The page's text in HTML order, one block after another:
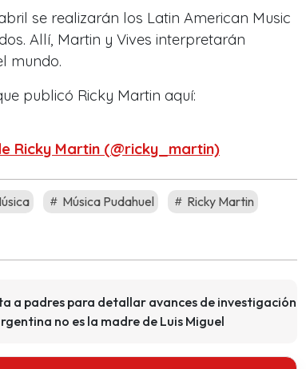
se realizarán los Latin American Music
Allí, Martin y Vives interpretarán
mundo.
publicó Ricky Martin aquí:
Ricky Martin (@ricky_martin)
Música Pudahuel Ricky Martin
a padres para detallar avances de investigación
no es la madre de Luis Miguel